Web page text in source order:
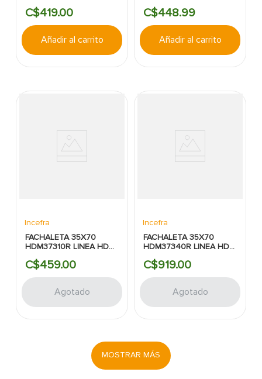
C$419.00
Añadir al carrito
C$448.99
Añadir al carrito
Incefra
FACHALETA 35X70
HDM37310R LINEA HD
NEGRO/DORADO
C$459.00
Agotado
Incefra
FACHALETA 35X70
HDM37340R LINEA HD
SATINADO RECT
C$919.00
Agotado
MOSTRAR MÁS